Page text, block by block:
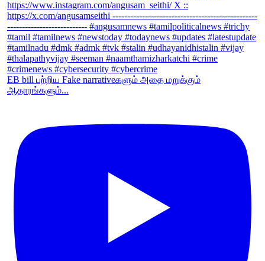
EB bill பற்றிய Fake narrativeகளும் அதை மறுக்கும்
ஆதாரங்களும்...